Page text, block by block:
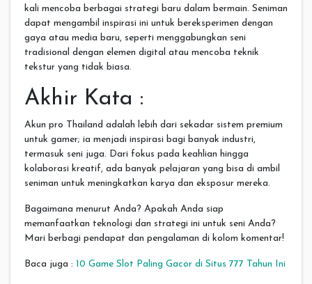
kali mencoba berbagai strategi baru dalam bermain. Seniman
dapat mengambil inspirasi ini untuk bereksperimen dengan
gaya atau media baru, seperti menggabungkan seni
tradisional dengan elemen digital atau mencoba teknik
tekstur yang tidak biasa.
Akhir Kata :
Akun pro Thailand adalah lebih dari sekadar sistem premium
untuk gamer; ia menjadi inspirasi bagi banyak industri,
termasuk seni juga. Dari fokus pada keahlian hingga
kolaborasi kreatif, ada banyak pelajaran yang bisa di ambil
seniman untuk meningkatkan karya dan eksposur mereka.
Bagaimana menurut Anda? Apakah Anda siap
memanfaatkan teknologi dan strategi ini untuk seni Anda?
Mari berbagi pendapat dan pengalaman di kolom komentar!
Baca juga : 10 Game Slot Paling Gacor di Situs 777 Tahun Ini